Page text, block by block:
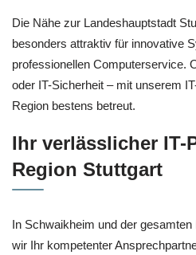
Die Nähe zur Landeshauptstadt
besonders attraktiv für innovative
professionellen Computerservice.
oder IT-Sicherheit – mit unserem
Region bestens betreut.
Ihr verlässlicher IT-
Region Stuttgart
In Schwaikheim und der
wir Ihr kompetenter